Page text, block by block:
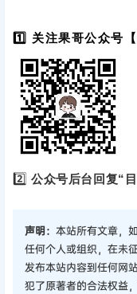
1️⃣ 关注果哥公众号【
2️⃣公众号后台回复“
声明： 本站所有文章，
任何个人或组织，在未
发布本站内容到任何网
犯了原著者的合法权益